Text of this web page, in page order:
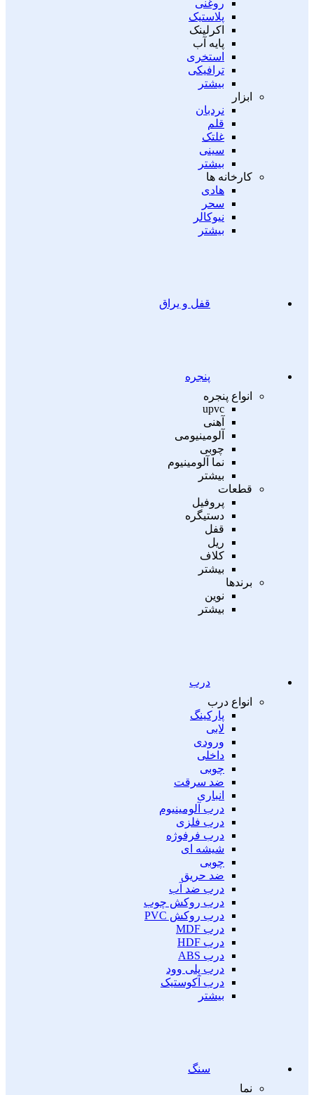
روغنی
پلاستیک
اکرلینک
پایه آب
استخری
ترافیکی
بیشتر
ابزار
نردبان
قلم
غلتک
سینی
بیشتر
کارخانه ها
هادی
سحر
نیوکالر
بیشتر
قفل و یراق
پنجره
انواع پنجره
upvc
آهنی
آلومینیومی
چوبی
نما آلومینیوم
بیشتر
قطعات
پروفیل
دستیگره
قفل
ریل
کلاف
بیشتر
برندها
نوین
بیشتر
درب
انواع درب
پارکینگ
لابی
ورودی
داخلی
چوبی
ضد سرقت
انباری
درب آلومینیوم
درب فلزی
درب فرفوژه
شیشه ای
چوبی
ضد حریق
درب ضد آب
درب روکش چوب
درب روکش PVC
درب MDF
درب HDF
درب ABS
درب پلی وود
درب آکوستیک
بیشتر
سنگ
نما